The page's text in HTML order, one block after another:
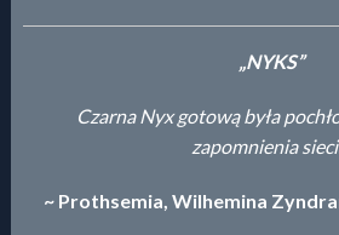
„NYKS”
Czarna Nyx gotową była
zapomnienia
~ Prothsemia, Wilhemina